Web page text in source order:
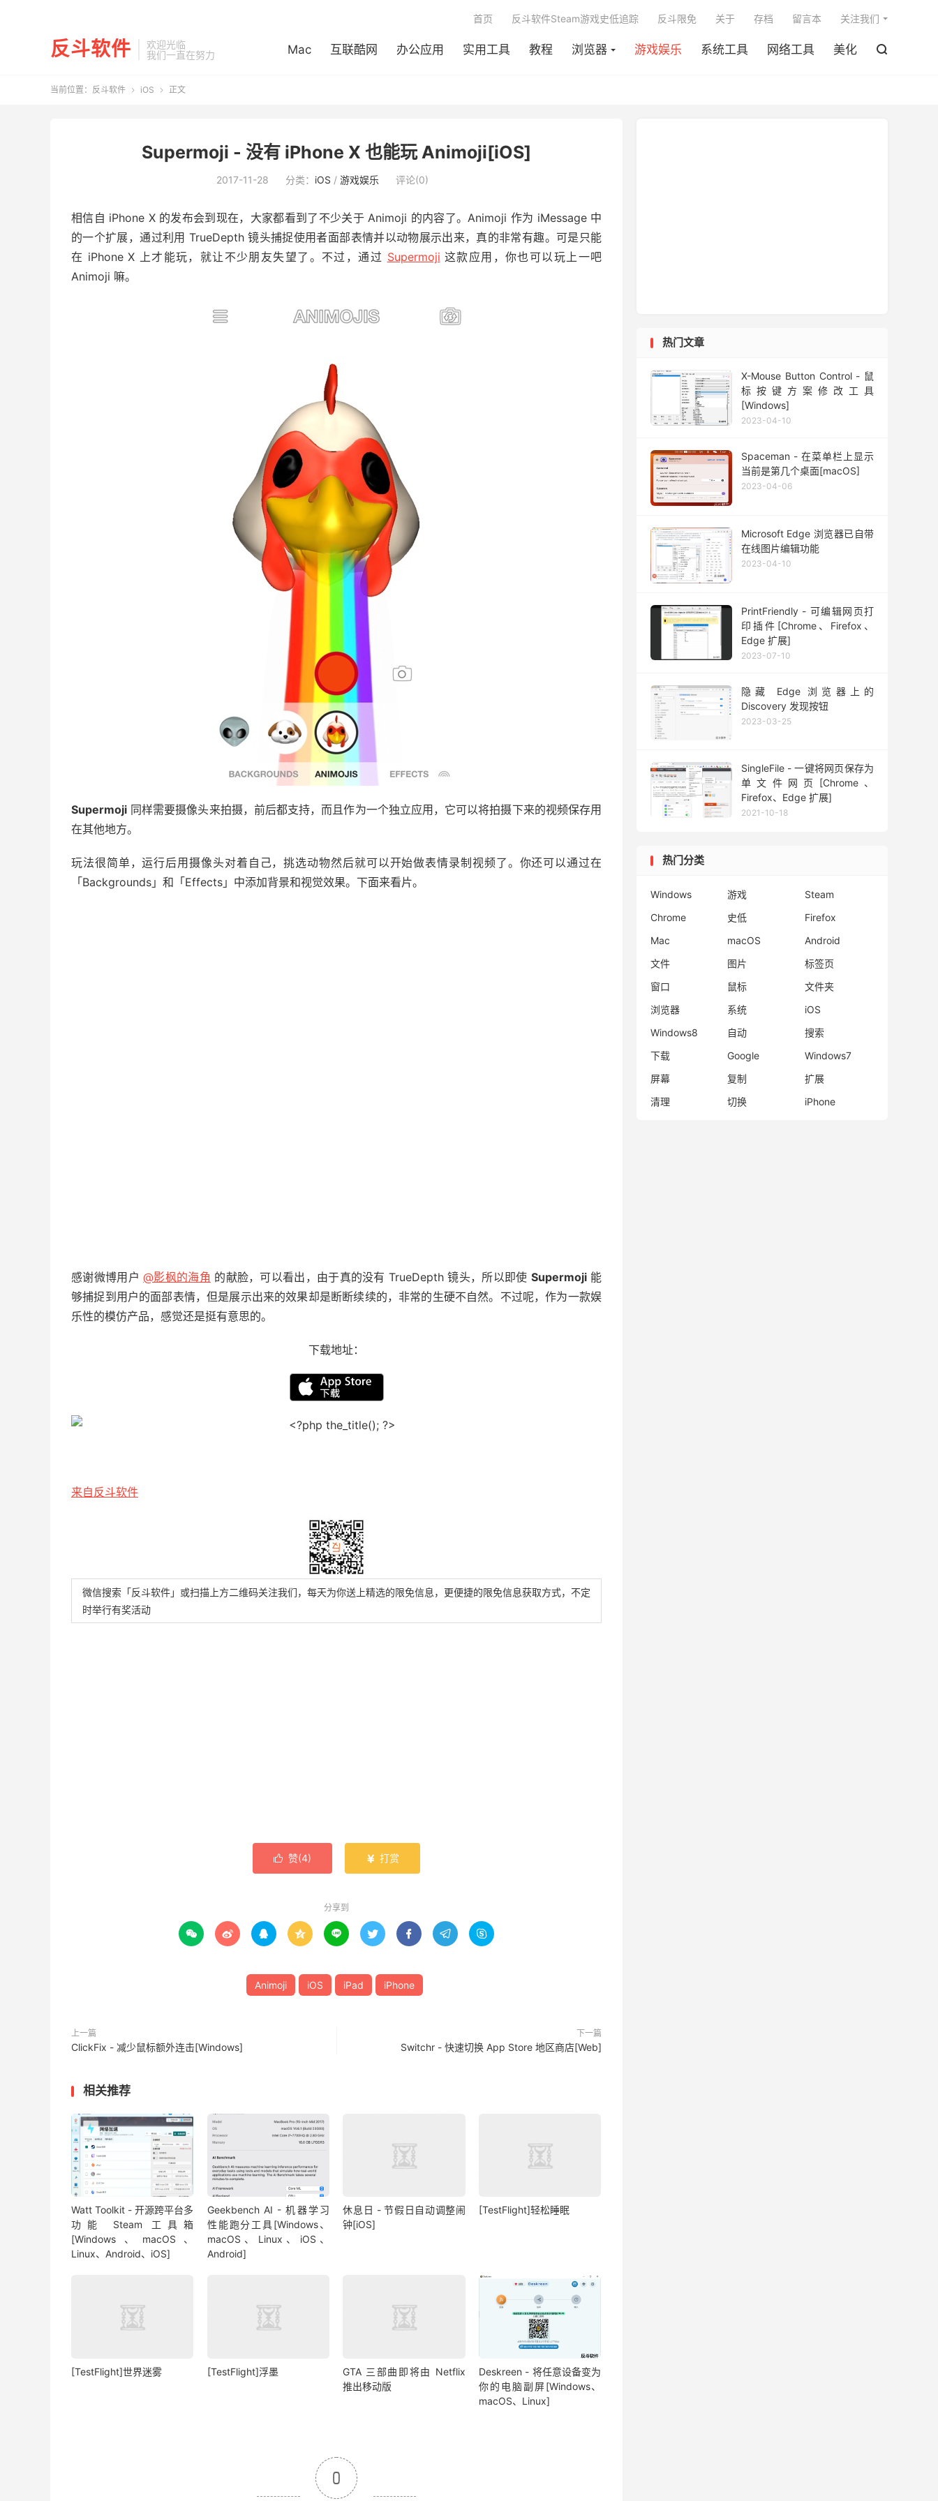
反斗软件
欢迎光临
我们一直在努力
Mac 互联酷网 办公应用 实用工具 教程 浏览器 游戏娱乐 系统工具 网络工具 美化 
首页 反斗软件Steam游戏史低追踪 反斗限免 关于 存档 留言本 关注我们
当前位置： 反斗软件  iOS  正文
Supermoji - 没有 iPhone X 也能玩 Animoji[iOS]
2017-11-28 分类： iOS / 游戏娱乐 评论(0)
相信自 iPhone X 的发布会到现在，大家都看到了不少关于 Animoji 的内容了。Animoji 作为 iMessage 中
的一个扩展，通过利用 TrueDepth 镜头捕捉使用者面部表情并以动物展示出来，真的非常有趣。可是只能
在 iPhone X 上才能玩，就让不少朋友失望了。不过，通过 Supermoji 这款应用，你也可以玩上一吧
Animoji 嘛。
Supermoji 同样需要摄像头来拍摄，前后都支持，而且作为一个独立应用，它可以将拍摄下来的视频保存用
在其他地方。
玩法很简单，运行后用摄像头对着自己，挑选动物然后就可以开始做表情录制视频了。你还可以通过在
「Backgrounds」和「Effects」中添加背景和视觉效果。下面来看片。
感谢微博用户@影枫的海角 的献脸，可以看出，由于真的没有 TrueDepth 镜头，所以即使 Supermoji能
够捕捉到用户的面部表情，但是展示出来的效果却是断断续续的，非常的生硬不自然。不过呢，作为一款娱
乐性的模仿产品，感觉还是挺有意思的。
下载地址：
来自反斗软件
微信搜索「反斗软件」或扫描上方二维码关注我们，每天为你送上精选的限免信息，更便捷的限免信息获取方式，不定
时举行有奖活动
 赞(4)  打赏
分享到
        
Animoji iOS iPad iPhone
上一篇
ClickFix - 减少鼠标额外连击[Windows]
下一篇
Switchr - 快速切换 App Store 地区商店[Web]
相关推荐
Watt Toolkit - 开源跨平台多
功能 Steam 工具箱
[Windows、macOS、
Linux、Android、iOS]
Geekbench AI - 机器学习
性能跑分工具[Windows、
macOS、Linux、iOS、
Android]
休息日 - 节假日自动调整闹
钟[iOS]
[TestFlight]轻松睡眠
[TestFlight]世界迷雾 [TestFlight]浮墨
GTA 三部曲即将由 Netflix
推出移动版
Deskreen - 将任意设备变为
你的电脑副屏[Windows、
macOS、Linux]
0
热门文章
X-Mouse Button Control - 鼠
标按键方案修改工具
[Windows]
2023-04-10
Spaceman - 在菜单栏上显示
当前是第几个桌面[macOS]
2023-04-06
Microsoft Edge 浏览器已自带
在线图片编辑功能
2023-04-10
PrintFriendly - 可编辑网页打
印插件[Chrome、Firefox、
Edge 扩展]
2023-07-10
隐藏 Edge 浏览器上的
Discovery 发现按钮
2023-03-25
SingleFile - 一键将网页保存为
单文件网页[Chrome、
Firefox、Edge 扩展]
2021-10-18
热门分类
Windows 游戏
Steam
Chrome
史低
Firefox
Mac
macOS
Android
文件
图片
标签页
窗口
鼠标
文件夹
浏览器
系统
iOS
Windows8
自动
搜索
下载
Google
Windows7
屏幕
复制
扩展
清理
切换 iPhone